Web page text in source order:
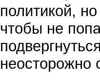
политикой,
чтобы не
неосторожно